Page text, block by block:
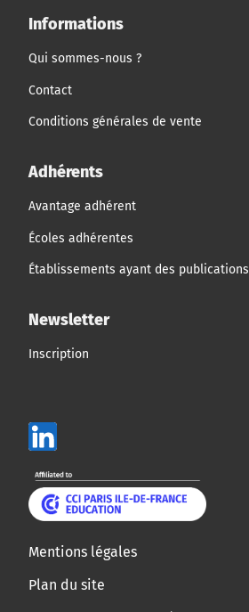
Informations
Qui sommes-nous ?
Contact
Conditions générales de vente
Adhérents
Avantage adhérent
Écoles adhérentes
Établissements ayant des publications
Newsletter
Inscription
Mentions légales
Plan du site